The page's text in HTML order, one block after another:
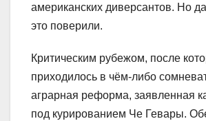
американских диверсантов. Но
это поверили.
Критическим рубежом, после
приходилось в чём-либо
аграрная реформа, заявленная
под курированием Че Гевары.